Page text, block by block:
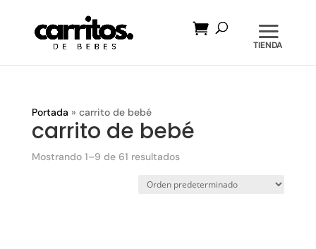
productos
Portada » carrito de bebé
carrito de bebé
Mostrando 1–9 de 61 resultados